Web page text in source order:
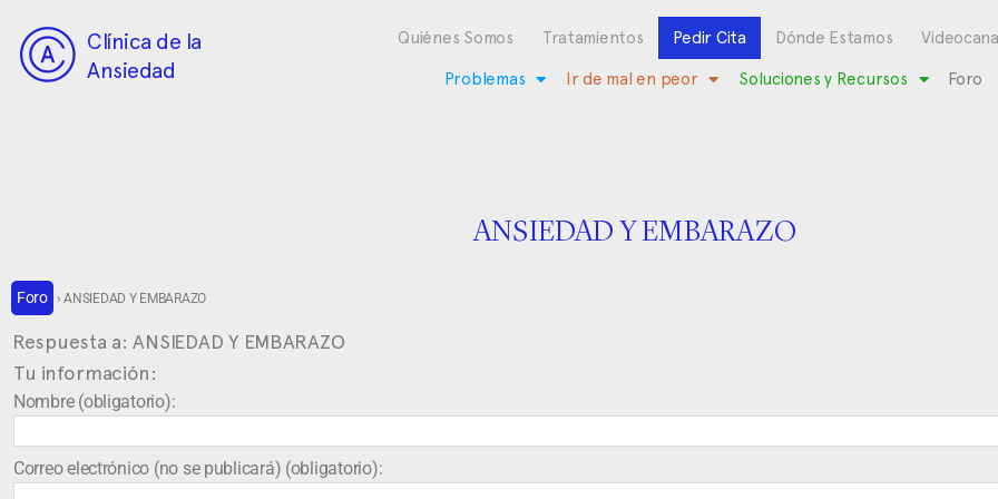
Clínica de la
Ansiedad
Quiénes Somos Tratamientos Pedir Cita Dónde Estamos
Problemas Ir de mal en peor Soluciones y Recursos Foro
ANSIEDAD Y EMBARAZO
Foro › ANSIEDAD Y EMBARAZO
Respuesta a: ANSIEDAD Y EMBARAZO
Tu información:
Nombre (obligatorio):
Correo electrónico (no se publicará) (obligatorio):